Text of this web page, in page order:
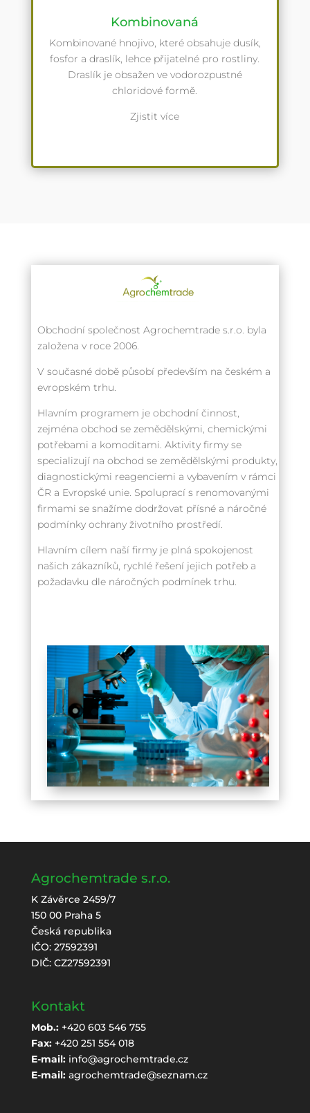
Kombinovaná
Kombinované hnojivo, které obsahuje dusík,
fosfor a draslík, lehce přijatelné pro rostliny.
Draslík je obsažen ve vodorozpustné
chloridové formě.
Zjistit více
Obchodní společnost Agrochemtrade s.r.o. byla
založena v roce 2006.
V současné době působí především na českém a
evropském trhu.
Hlavním programem je obchodní činnost,
zejména obchod se zemědělskými, chemickými
potřebami a komoditami. Aktivity firmy se
specializují na obchod se zemědělskými produkty,
diagnostickými reagenciemi a vybavením v rámci
ČR a Evropské unie. Spoluprací s renomovanými
firmami se snažíme dodržovat přísné a náročné
podmínky ochrany životního prostředí.
Hlavním cílem naší firmy je plná spokojenost
našich zákazníků, rychlé řešení jejich potřeb a
požadavku dle náročných podmínek trhu.
Agrochemtrade s.r.o.
K Závěrce 2459/7
150 00 Praha 5
Česká republika
IČO: 27592391
DIČ: CZ27592391
Kontakt
Mob.:+420 603 546 755
Fax:+420 251 554 018
E-mail: info@agrochemtrade.cz
E-mail: agrochemtrade@seznam.cz